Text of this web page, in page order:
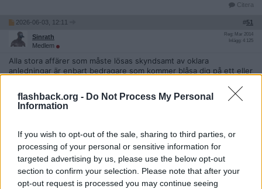
flashback.org - Do Not Process My Personal
Information
If you wish to opt-out of the sale, sharing to third parties, or
processing of your personal or sensitive information for
targeted advertising by us, please use the below opt-out
section to confirm your selection. Please note that after your
opt-out request is processed you may continue seeing
Citera
2026-06-03, 12:11 #51
Sinrath
Medlem
Reg: Mar 2014
Inlägg: 4 125
Alla stora affärer som måste lösas skyndsamt av oklara
anledningar är enbart bedragare som kommer blåsa dig på ett eller
Allt handlar om att du inte ska upptäcka hur du blir blåst innan
köpet är klart. Gör inte misstaget att gå med på något bara för du
också egentligen vill sälja snabbt.
Spekulationer hur det skulle kunna vara legitimt eller inte om du
bara gör x och y samt är beredd på z är bara ett rent kast med
tärningen.
2026-06-03, 12:21